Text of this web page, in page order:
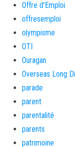
Offre d'Emploi
offresemploi
olympisme
OTI
Ouragan
Overseas Long
parade
parent
parentalité
parents
patrimoine